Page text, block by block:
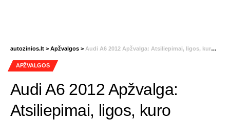
autozinios.lt > Apžvalgos > Audi A6 2012 Apžvalga: Atsiliepimai, ligos, kuro sąnaudos
APŽVALGOS
Audi A6 2012 Apžvalga:
Atsiliepimai, ligos, kuro